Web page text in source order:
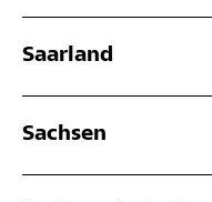
Saarland
Sachsen